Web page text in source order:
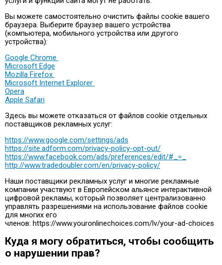
Вы можете самостоятельно очистить файлы cookie вашего
браузера. Выберите браузер вашего устройства
(компьютера, мобильного устройства или другого
устройства):
Google Chrome
Microsoft Edge
Mozilla Firefox
Microsoft Internet Explorer
Opera
Apple Safari
Здесь вы можете отказаться от файлов cookie отдельных
поставщиков рекламных услуг:
https://www.google.com/settings/ads
https://site.adform.com/privacy-policy-opt-out/
https://www.facebook.com/ads/preferences/edit/#_=_
http://www.tradedoubler.com/en/privacy-policy/
Наши поставщики рекламных услуг и многие рекламные
компании участвуют в Европейском альянсе интерактивной
цифровой рекламы, который позволяет централизованно
управлять разрешениями на использование файлов cookie
для многих его
членов: https://www.youronlinechoices.com/lv/your-ad-choices
Куда я могу обратиться, чтобы сообщить
о нарушении прав?